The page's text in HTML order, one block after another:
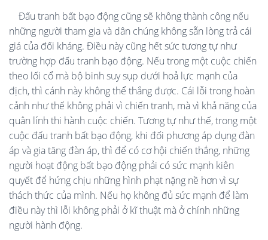
Đấu tranh bất bạo động cũng sẽ không thành công nếu
những người tham gia và dân chúng không sẵn lòng trả cái
giá của đối kháng. Điều này cũng hết sức tương tự như
trường hợp đấu tranh bạo động. Nếu trong một cuộc chiến
theo lối cổ mà bộ binh suy sụp dưới hoả lực mạnh của
địch, thì cánh này không thể thắng được. Cái lỗi trong hoàn
cảnh như thế không phải vì chiến tranh, mà vì khả năng của
quân lính thi hành cuộc chiến. Tương tự như thế, trong một
cuộc đấu tranh bất bạo động, khi đối phương áp dụng đàn
áp và gia tăng đàn áp, thì để có cơ hội chiến thắng, những
người hoạt động bất bạo động phải có sức mạnh kiên
quyết để hứng chịu những hình phạt nặng nề hơn vì sự
thách thức của mình. Nếu họ không đủ sức mạnh để làm
điều này thì lỗi không phải ở kĩ thuật mà ở chính những
người hành động.